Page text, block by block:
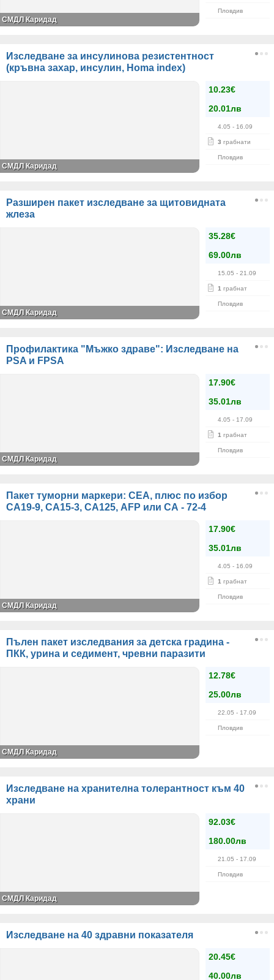
Пловдив
СМДЛ Каридад
Изследване за инсулинова резистентност
(кръвна захар, инсулин, Homa index)
10.23€
20.01лв
4.05 - 16.09
3 грабнати
Пловдив
СМДЛ Каридад
Разширен пакет изследване за щитовидната
жлеза
35.28€
69.00лв
15.05 - 21.09
1 грабнат
Пловдив
СМДЛ Каридад
Профилактика "Мъжко здраве": Изследване на
РSA и FPSA
17.90€
35.01лв
4.05 - 17.09
1 грабнат
Пловдив
СМДЛ Каридад
Пакет туморни маркери: CEA, плюс по избор
СА19-9, СА15-3, СА125, AFP или СА - 72-4
17.90€
35.01лв
4.05 - 16.09
1 грабнат
Пловдив
СМДЛ Каридад
Пълен пакет изследвания за детска градина -
ПКК, урина и седимент, чревни паразити
12.78€
25.00лв
22.05 - 17.09
Пловдив
СМДЛ Каридад
Изследване на хранителна толерантност към 40
храни
92.03€
180.00лв
21.05 - 17.09
Пловдив
СМДЛ Каридад
Изследване на 40 здравни показателя
20.45€
40.00лв